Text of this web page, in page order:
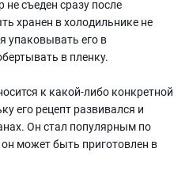
не съеден сразу после
хранен в холодильнике не
упаковывать его в
в пленку.
к какой-либо конкретной
его рецепт развивался и
Он стал популярным по
может быть приготовлен в